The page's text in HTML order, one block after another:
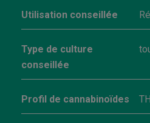
Utilisation conseillée
Type de culture
conseillée
Profil de cannabinoïdes